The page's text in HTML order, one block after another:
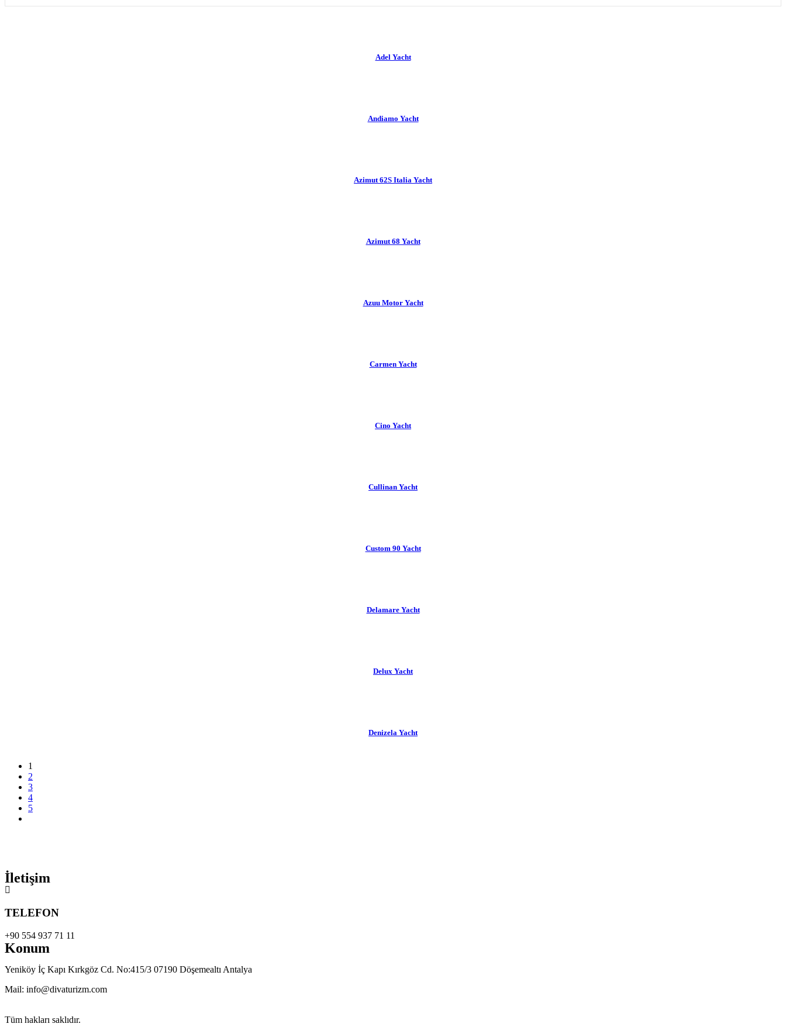
Adel Yacht
Andiamo Yacht
Azimut 62S Italia Yacht
Azimut 68 Yacht
Azuu Motor Yacht
Carmen Yacht
Cino Yacht
Cullinan Yacht
Custom 90 Yacht
Delamare Yacht
Delux Yacht
Denizela Yacht
1
2
3
4
5
İletişim
TELEFON
+90 554 937 71 11
Konum
Yeniköy İç Kapı Kırkgöz Cd. No:415/3 07190 Döşemealtı Antalya
Mail: info@divaturizm.com
Tüm hakları saklıdır.